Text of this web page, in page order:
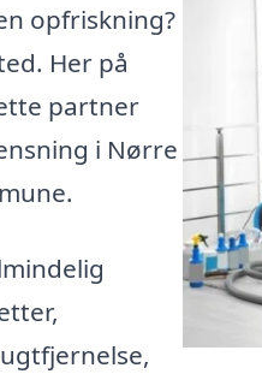
opfriskning?
Her på
partner
i Nørre